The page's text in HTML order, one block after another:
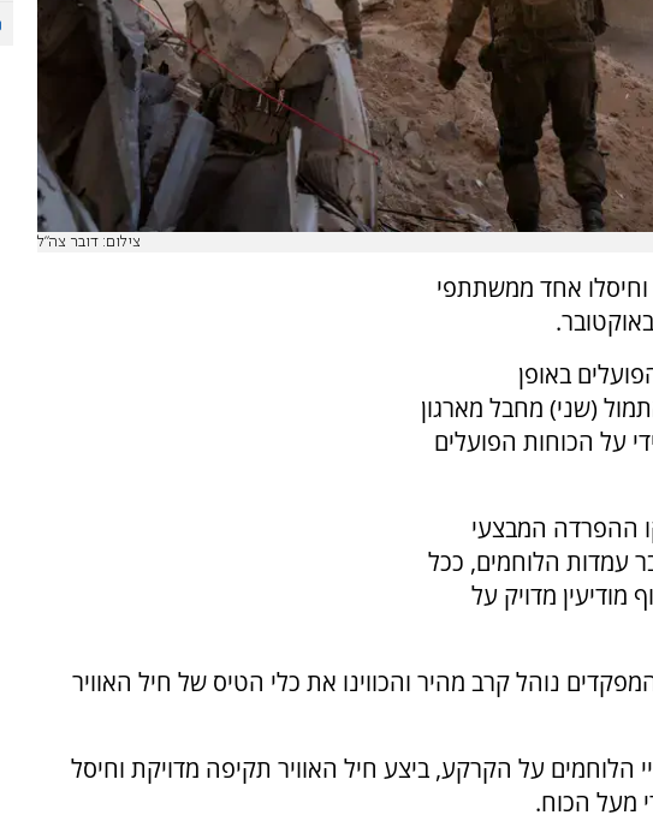
צילום: דובר צה"ל
אחד ממשתתפי
הקרב של חטיבה 188, הפועלים באופן
(שני) מחבל מארגון
על הכוחות הפועלים
ההפרדה המבצעי
עמדות הלוחמים, ככל
מדויק על
נוהל קרב מהיר והכווינו את כלי הטיס של חיל האוויר
הלוחמים על הקרקע, ביצע חיל האוויר תקיפה מדויקת וחיסל
מעל הכוח.